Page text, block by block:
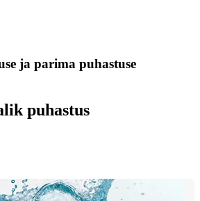
ja parima puhastuse
puhastus